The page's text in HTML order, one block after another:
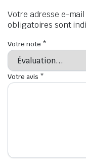
Votre adresse e-
obligatoires sont
Votre note *
Votre avis *